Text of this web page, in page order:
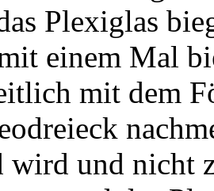
Plexiglas
einem Mal
mit dem
wird und nicht